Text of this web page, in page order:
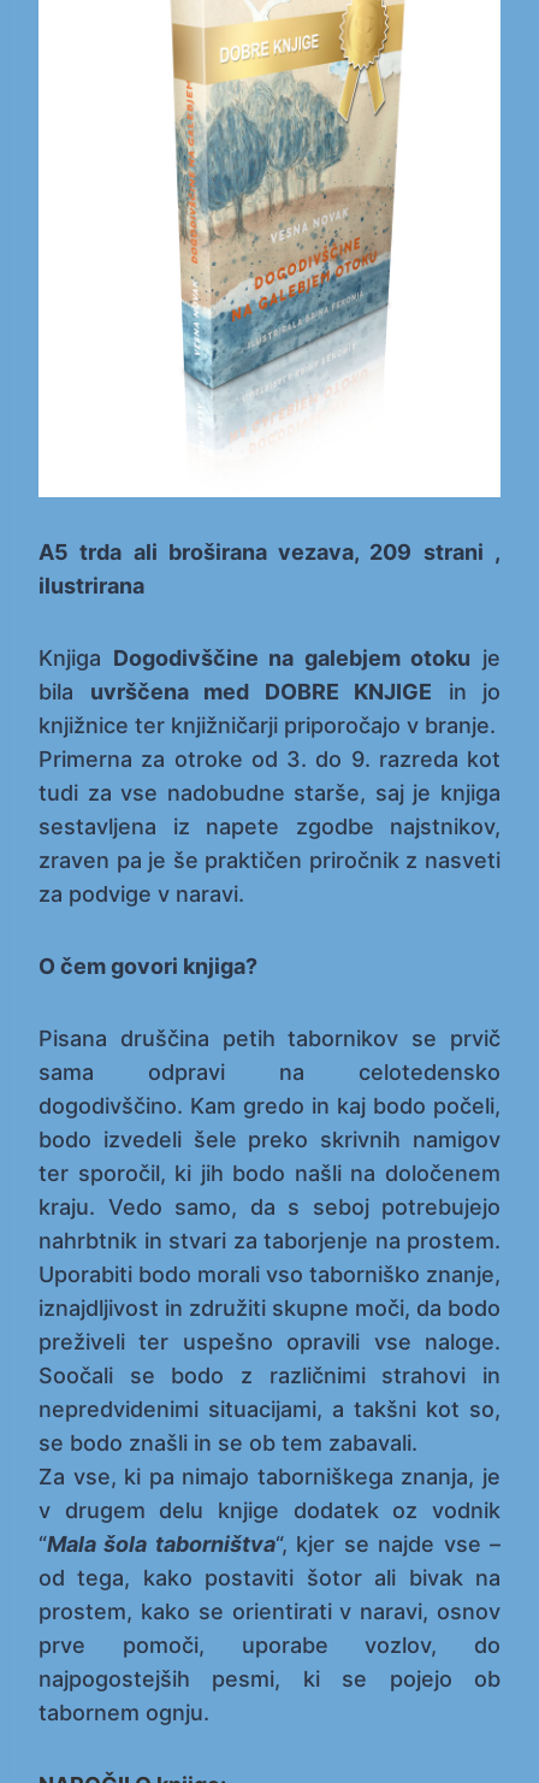
A5 trda ali broširana vezava, 209 strani ,
ilustrirana
Knjiga Dogodivščine na galebjem otoku je
bila uvrščena med DOBRE KNJIGE in jo
knjižnice ter knjižničarji priporočajo v branje.
Primerna za otroke od 3. do 9. razreda kot
tudi za vse nadobudne starše, saj je knjiga
sestavljena iz napete zgodbe najstnikov,
zraven pa je še praktičen priročnik z nasveti
za podvige v naravi.
O čem govori knjiga?
Pisana druščina petih tabornikov se prvič
sama odpravi na celotedensko
dogodivščino. Kam gredo in kaj bodo počeli,
bodo izvedeli šele preko skrivnih namigov
ter sporočil, ki jih bodo našli na določenem
kraju. Vedo samo, da s seboj potrebujejo
nahrbtnik in stvari za taborjenje na prostem.
Uporabiti bodo morali vso taborniško znanje,
iznajdljivost in združiti skupne moči, da bodo
preživeli ter uspešno opravili vse naloge.
Soočali se bodo z različnimi strahovi in
nepredvidenimi situacijami, a takšni kot so,
se bodo znašli in se ob tem zabavali.
Za vse, ki pa nimajo taborniškega znanja, je
v drugem delu knjige dodatek oz vodnik
“Mala šola taborništva“, kjer se najde vse –
od tega, kako postaviti šotor ali bivak na
prostem, kako se orientirati v naravi, osnov
prve pomoči, uporabe vozlov, do
najpogostejših pesmi, ki se pojejo ob
tabornem ognju.